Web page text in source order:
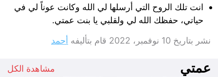
انت تلك الروح التي أرسلها لي الله وكانت عوناً لي في
حياتي، حفظك الله لي ولقلبي يا بنت عمتي.
نشر بتاريخ 10 نوفمبر، 2022 قام بتأليفه أحمد
عمتي مشاهدة الكل